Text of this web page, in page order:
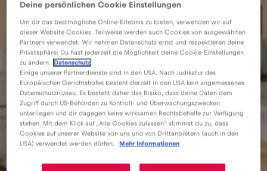
Deine persönlichen Cookie Einstellungen
Um dir das bestmögliche Online-Erlebnis zu bieten, verwenden wir auf
dieser Website Cookies. Teilweise werden auch Cookies von ausgewählten
Partnern verwendet. Wir nehmen Datenschutz ernst und respektieren deine
Privatsphäre: Du hast jederzeit die Möglichkeit deine Cookie-Einstellungen
zu ändern.
Datenschutz
Einige unserer Partnerdienste sind in den USA. Nach Judikatur des
Europäischen Gerichtshofes besteht derzeit in den USA kein angemessenes
Datenschutzniveau. Es besteht daher das Risiko, dass deine Daten dem
Zugriff durch US-Behörden zu Kontroll- und Überwachungszwecken
unterliegen und dir dagegen keine wirksamen Rechtsbehelfe zur Verfügung
stehen. Mit dem Klick auf „Alle Cookies zulassen“ stimmst du zu, dass
Cookies auf unserer Website von uns und von Drittanbietern (auch in den
USA) verwendet werden dürfen.
Mehr Informationen